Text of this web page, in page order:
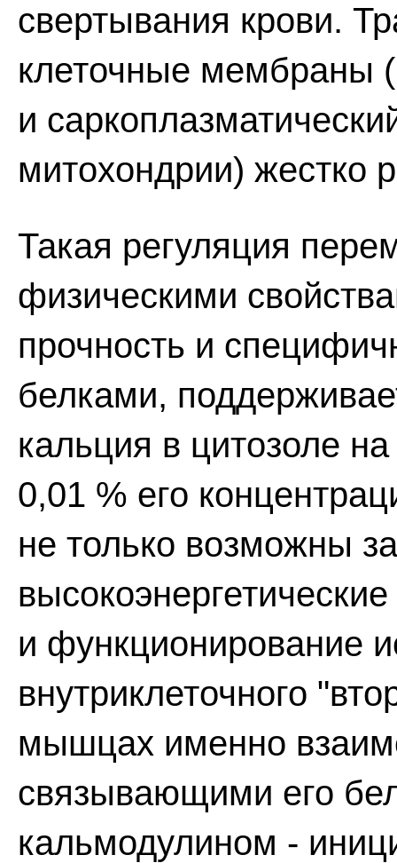
свертывания крови.
клеточные мембраны
и
митохондрии) жестко
Такая регуляция
физическими
прочность и
белками,
кальция в цитозоле
0,01 % его
не только возможны
и функционирование
внутриклеточного
мышцах именно
связывающими его
кальмодулином -